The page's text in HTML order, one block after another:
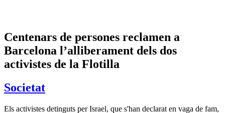
Centenars de persones reclamen a
Barcelona l’alliberament dels dos
activistes de la Flotilla
Societat
Els activistes detinguts per Israel, que s'han declarat en vaga de fam,